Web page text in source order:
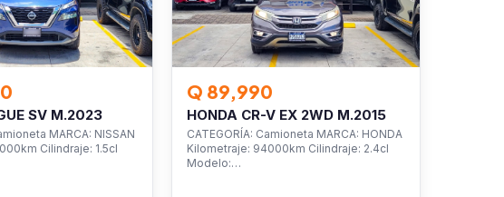
SV M.2023
MARCA: NISSAN
Cilindraje: 1.5cl
Q 89,990
HONDA CR-V EX 2WD M.2015
CATEGORÍA: Camioneta MARCA: HONDA
Kilometraje: 94000km Cilindraje: 2.4cl
Modelo:…